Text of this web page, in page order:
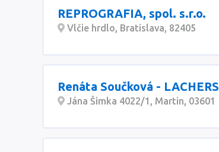
REPROGRAFIA, spol. s.r.o.
Vlčie hrdlo, Bratislava, 82405
Renáta Součková - LACHERS
Jána Šimka 4022/1, Martin, 03601